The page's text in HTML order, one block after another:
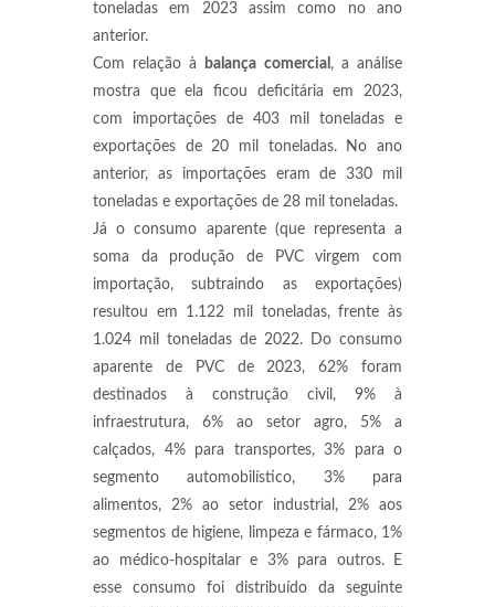
toneladas em 2023 assim como no ano
anterior.
Com relação à
balança comercial , a análise
mostra que ela ficou deficitária em 2023,
com importações de 403 mil toneladas e
exportações de 20 mil toneladas. No ano
anterior, as importações eram de 330 mil
toneladas e exportações de 28 mil toneladas.
Já o consumo aparente (que representa a
soma da produção de PVC virgem com
importação, subtraindo as exportações)
resultou em 1.122 mil toneladas, frente às
1.024 mil toneladas de 2022. Do consumo
aparente de PVC de 2023, 62% foram
destinados à construção civil, 9% à
infraestrutura, 6% ao setor agro, 5% a
calçados, 4% para transportes, 3% para o
segmento automobilístico, 3% para
alimentos, 2% ao setor industrial, 2% aos
segmentos de higiene, limpeza e fármaco, 1%
ao médico-hospitalar e 3% para outros. E
esse consumo foi distribuído da seguinte